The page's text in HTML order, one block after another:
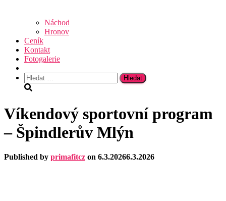
Náchod
Hronov
Ceník
Kontakt
Fotogalerie
Vyhledávání
Víkendový sportovní program
– Špindlerův Mlýn
Published by primafitcz on 6.3.20266.3.2026